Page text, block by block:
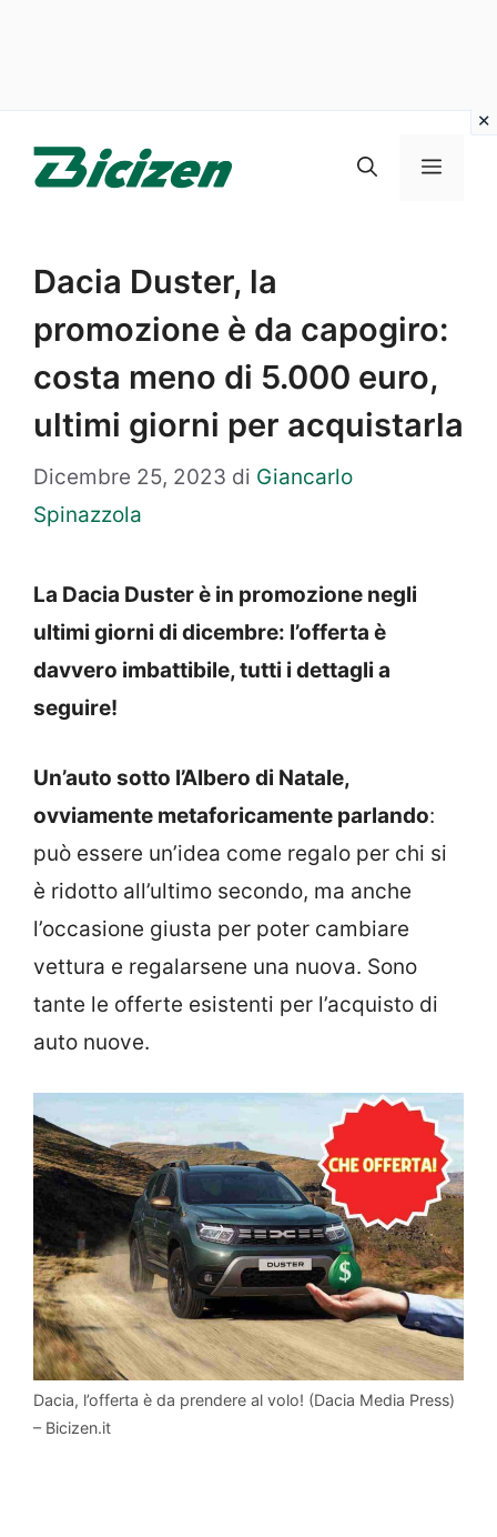
Menu
Dacia Duster, la
promozione è da capogiro:
costa meno di 5.000 euro,
ultimi giorni per acquistarla
Dicembre 25, 2023 di Giancarlo
Spinazzola
La Dacia Duster è in promozione negli
ultimi giorni di dicembre: l’offerta è
davvero imbattibile, tutti i dettagli a
seguire!
Un’auto sotto l’Albero di Natale,
ovviamente metaforicamente parlando:
può essere un’idea come regalo per chi si
è ridotto all’ultimo secondo, ma anche
l’occasione giusta per poter cambiare
vettura e regalarsene una nuova. Sono
tante le offerte esistenti per l’acquisto di
auto nuove.
Dacia, l’offerta è da prendere al volo! (Dacia Media Press)
– Bicizen.it